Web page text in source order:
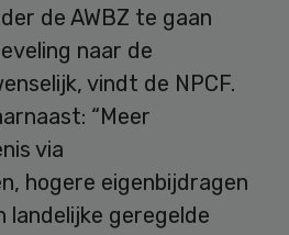
de AWBZ te gaan
naar de
vindt de NPCF.
“Meer
via
hogere eigenbijdragen
landelijke geregelde